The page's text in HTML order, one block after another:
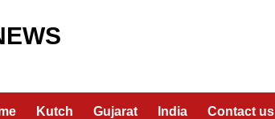
Kutch Gujarat India Contact us